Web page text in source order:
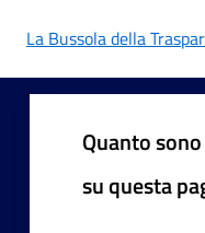
La Bussola della
Quanto
su questa